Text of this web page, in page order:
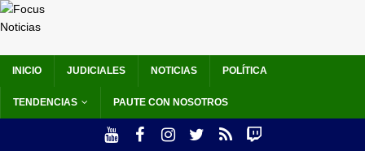
INICIO JUDICIALES NOTICIAS POLÍTICA
TENDENCIAS PAUTE CON NOSOTROS